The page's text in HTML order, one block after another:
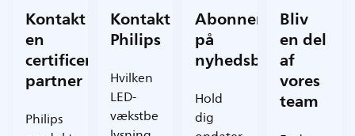
Kontakt
en
certificeret
partner
Philips
Kontakt
Philips
Hvilken
LED-
vækstbe
Abonner
på
nyhedsbrevet
Hold
dig
Bliv
en del
af
vores
team